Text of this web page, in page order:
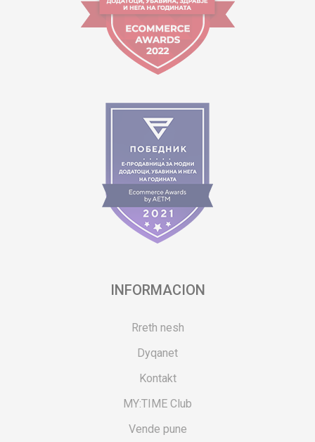
INFORMACION
Rreth nesh
Dyqanet
Kontakt
MY:TIME Club
Vende pune